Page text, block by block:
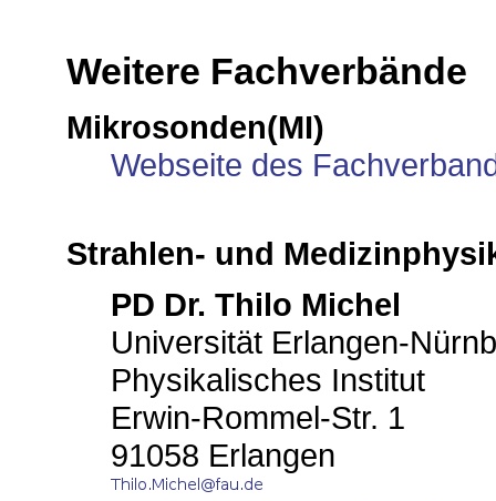
Weitere Fachverbände
Mikrosonden(MI)
Webseite des
Strahlen- und
PD Dr. Thilo Michel
Universität Erlangen-
Physikalisches Institut
Erwin-Rommel-Str. 1
91058 Erlangen